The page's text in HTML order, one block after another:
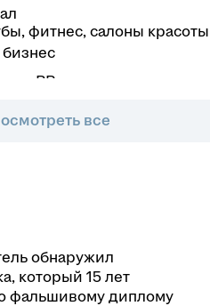
фитнес, салоны красоты
все
обнаружил
который 15 лет
фальшивому диплому